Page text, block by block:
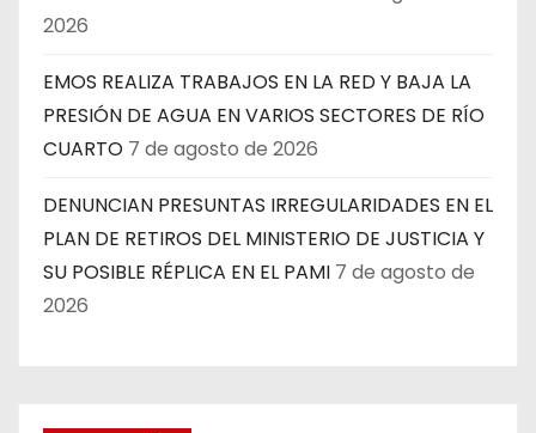
2026
EMOS REALIZA TRABAJOS EN LA RED Y BAJA LA
PRESIÓN DE AGUA EN VARIOS SECTORES DE RÍO
CUARTO 7 de agosto de 2026
DENUNCIAN PRESUNTAS IRREGULARIDADES EN EL
PLAN DE RETIROS DEL MINISTERIO DE JUSTICIA Y
SU POSIBLE RÉPLICA EN EL PAMI 7 de agosto de
2026